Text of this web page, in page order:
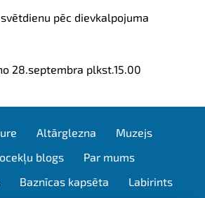
pēc dievkalpojuma
28.septembra plkst.15.00
Altārglezna
Muzejs
blogs
Par mums
Baznīcas kapsēta
Labirints